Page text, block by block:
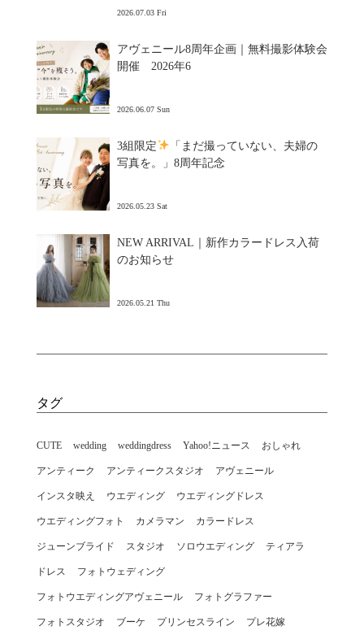
2026.07.03 Fri
アヴェニール8周年企画｜無料撮影体験会
開催 2026年6
2026.06.07 Sun
3組限定
「まだ撮っていない、夫婦の
写真を。」8周年記念
2026.05.23 Sat
NEW ARRIVAL｜新作カラードレス入荷
のお知らせ
2026.05.21 Thu
タグ
CUTE wedding weddingdress Yahoo!ニュース おしゃれ
アンティーク アンティークスタジオ アヴェニール
インスタ映え ウエディング ウエディングドレス
ウエディングフォト カメラマン カラードレス
ジューンブライド スタジオ ソロウエディング ティアラ
ドレス フォトウェディング
フォトウエディングアヴェニール フォトグラファー
フォトスタジオ ブーケ プリンセスライン プレ花嫁